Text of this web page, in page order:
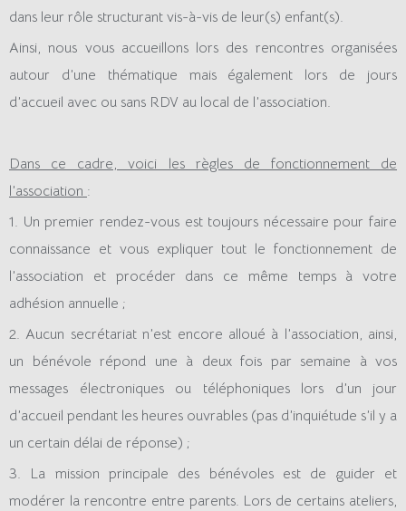
dans leur rôle structurant vis-à-vis de leur(s) enfant(s).
Ainsi, nous vous accueillons lors des rencontres organisées
autour d’une thématique mais également lors de jours
d’accueil avec ou sans RDV au local de l’association.
Dans ce cadre, voici les règles de fonctionnement de
l’association :
1. Un premier rendez-vous est toujours nécessaire pour faire
connaissance et vous expliquer tout le fonctionnement de
l’association et procéder dans ce même temps à votre
adhésion annuelle ;
2. Aucun secrétariat n’est encore alloué à l’association, ainsi,
un bénévole répond une à deux fois par semaine à vos
messages électroniques ou téléphoniques lors d’un jour
d’accueil pendant les heures ouvrables (pas d’inquiétude s’il y a
un certain délai de réponse) ;
3. La mission principale des bénévoles est de guider et
modérer la rencontre entre parents. Lors de certains ateliers,